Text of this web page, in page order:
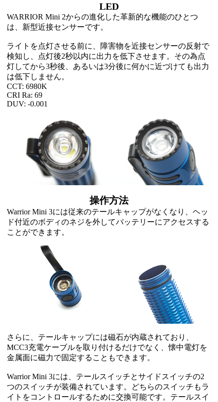
LED
WARRIOR Mini 2からの進化した革新的な機能のひとつ
は、新型近接センサーです。
ライトを点灯させる前に、障害物を近接センサーの反射で
検知し、点灯後2秒以内に出力を低下させます。その為点
灯してから3秒後、あるいは3分後に何かに近づけても出力
は低下しません。
CCT: 6980K
CRI Ra: 69
DUV: -0.001
操作方法
Warrior Mini 3には従来のテールキャップがなくなり、ヘッ
ド付近のボディのネジを外してバッテリーにアクセスする
ことができます。
さらに、テールキャップには磁石が内蔵されており、
MCC3充電ケーブルを取り付けるだけでなく、懐中電灯を
金属面に磁力で固定することもできます。
Warrior Mini 3には、テールスイッチとサイドスイッチの2
つのスイッチが装備されています。どちらのスイッチもラ
イトをコントロールするために交換可能です。テールスイ